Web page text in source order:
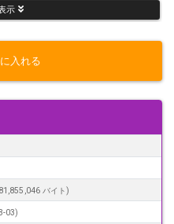
大きな期待はなさらないでご覧
Lx9で撮影。
示
入れる
バイト)
03)